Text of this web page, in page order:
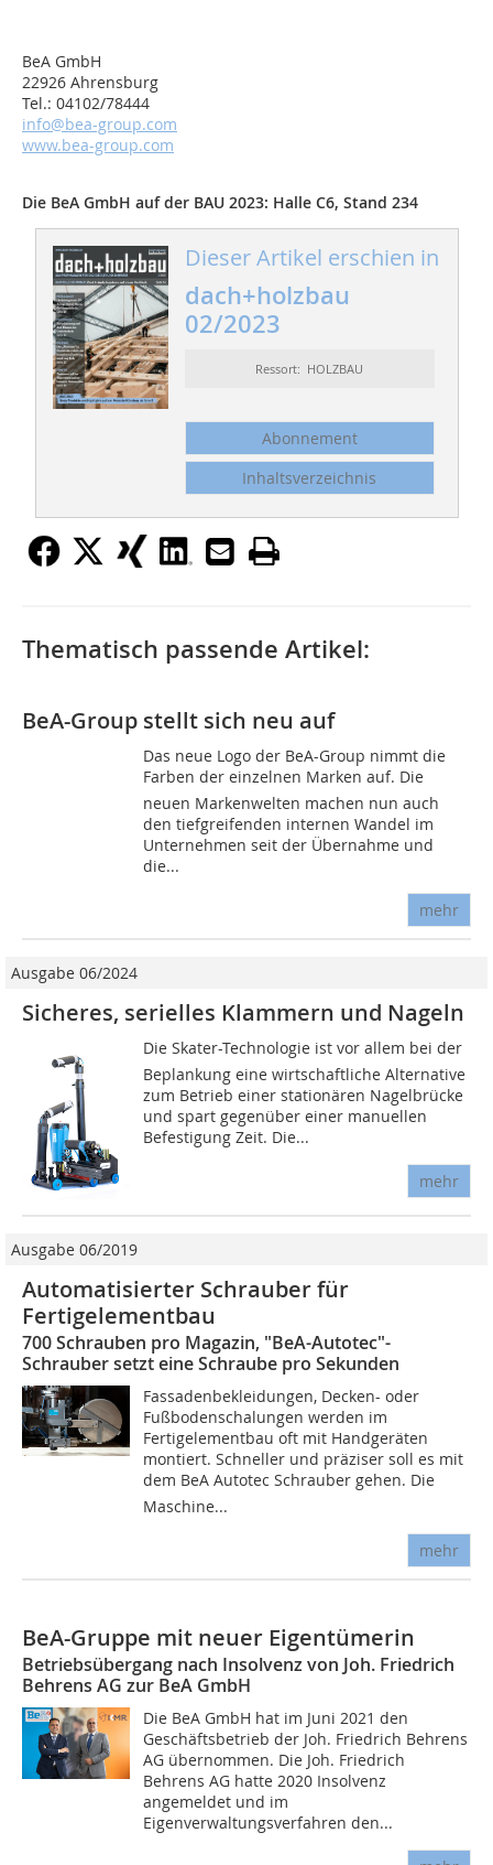
BeA GmbH
22926 Ahrensburg
Tel.: 04102/78444
info@bea-group.com
www.bea-group.com
Die BeA GmbH auf der BAU 2023: Halle C6, Stand 234
Dieser Artikel erschien in
dach+holzbau
02/2023
Ressort: HOLZBAU
Abonnement
Inhaltsverzeichnis
Thematisch passende Artikel:
BeA-Group stellt sich neu auf
Das neue Logo der BeA-Group nimmt die
Farben der einzelnen Marken auf. Die
neuen Markenwelten machen nun auch
den tiefgreifenden internen Wandel im
Unternehmen seit der Übernahme und
die...
mehr
Ausgabe 06/2024
Sicheres, serielles Klammern und Nageln
Die Skater-Technologie ist vor allem bei der
Beplankung eine wirtschaftliche Alternative
zum Betrieb einer stationären Nagelbrücke
und spart gegenüber einer manuellen
Befestigung Zeit. Die...
mehr
Ausgabe 06/2019
Automatisierter Schrauber für
Fertigelementbau
700 Schrauben pro Magazin, "BeA-Autotec"-
Schrauber setzt eine Schraube pro Sekunden
Fassadenbekleidungen, Decken- oder
Fußbodenschalungen werden im
Fertigelementbau oft mit Handgeräten
montiert. Schneller und präziser soll es mit
dem BeA Autotec Schrauber gehen. Die
Maschine...
mehr
BeA-Gruppe mit neuer Eigentümerin
Betriebsübergang nach Insolvenz von Joh. Friedrich
Behrens AG zur BeA GmbH
Die BeA GmbH hat im Juni 2021 den
Geschäftsbetrieb der Joh. Friedrich Behrens
AG übernommen. Die Joh. Friedrich
Behrens AG hatte 2020 Insolvenz
angemeldet und im
Eigenverwaltungsverfahren den...